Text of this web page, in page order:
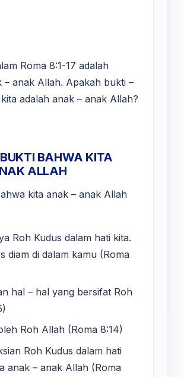
Roma 8:1-17 adalah
– anak Allah. Apakah bukti –
adalah anak – anak Allah?
BAHWA KITA
ALLAH
kita anak – anak Allah
Roh Kudus dalam hati kita.
diam di dalam kamu (Roma
hal – hal yang bersifat Roh
Roh Allah (Roma 8:14)
Roh Kudus dalam hati
anak – anak Allah (Roma